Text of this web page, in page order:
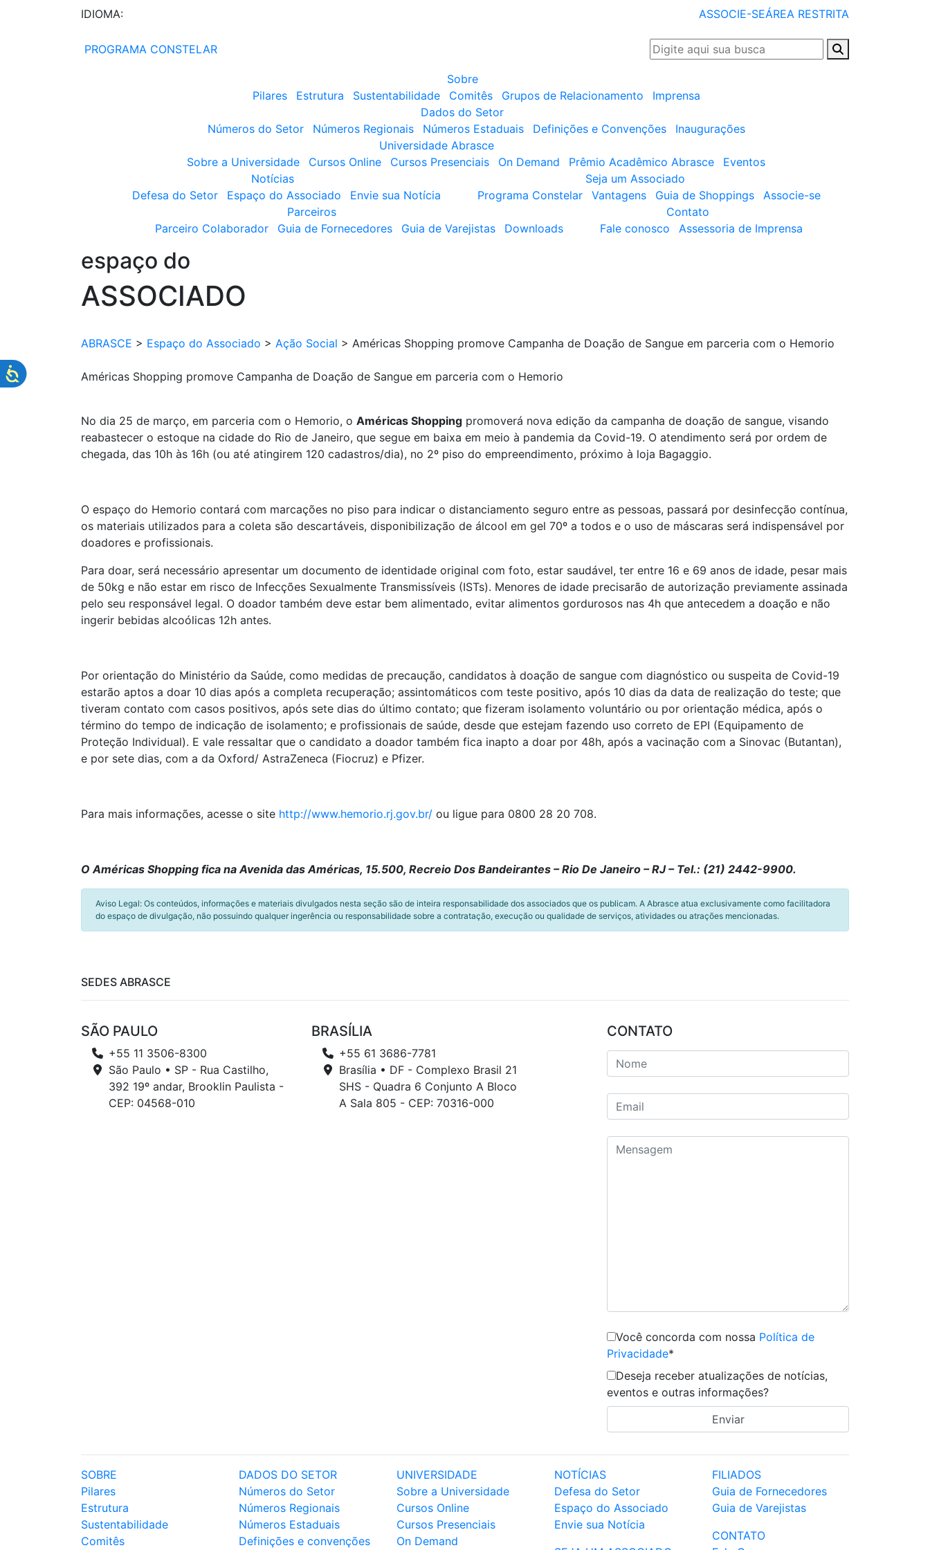
IDIOMA: ASSOCIE-SEÁREA RESTRITA
PROGRAMA CONSTELAR
Sobre
Pilares
Estrutura Sustentabilidade Comitês Grupos de Relacionamento
Imprensa
Dados do Setor
Números do Setor
Números Regionais Números Estaduais Definições e Convenções
Inaugurações
Universidade Abrasce
Sobre a Universidade
Cursos Online Cursos Presenciais On Demand Prêmio Acadêmico Abrasce
Eventos
Notícias
Defesa do Setor
Espaço do Associado Envie sua Notícia
Seja um Associado
Programa Constelar
Vantagens Guia de Shoppings
Associe-se
Parceiros
Parceiro Colaborador
Guia de Fornecedores Guia de Varejistas Downloads
Contato
Fale conosco
Assessoria de Imprensa
espaço do
ASSOCIADO
ABRASCE > Espaço do Associado > Ação Social > Américas Shopping promove Campanha de Doação de Sangue em parceria com o Hemorio
Américas Shopping promove Campanha de Doação de Sangue em parceria com o Hemorio
No dia 25 de março, em parceria com o Hemorio, o Américas Shopping promoverá nova edição da campanha de doação de sangue, visando
reabastecer o estoque na cidade do Rio de Janeiro, que segue em baixa em meio à pandemia da Covid-19. O atendimento será por ordem de
chegada, das 10h às 16h (ou até atingirem 120 cadastros/dia), no 2º piso do empreendimento, próximo à loja Bagaggio.
O espaço do Hemorio contará com marcações no piso para indicar o distanciamento seguro entre as pessoas, passará por desinfecção contínua,
os materiais utilizados para a coleta são descartáveis, disponibilização de álcool em gel 70º a todos e o uso de máscaras será indispensável por
doadores e profissionais.
Para doar, será necessário apresentar um documento de identidade original com foto, estar saudável, ter entre 16 e 69 anos de idade, pesar mais
de 50kg e não estar em risco de Infecções Sexualmente Transmissíveis (ISTs). Menores de idade precisarão de autorização previamente assinada
pelo seu responsável legal. O doador também deve estar bem alimentado, evitar alimentos gordurosos nas 4h que antecedem a doação e não
ingerir bebidas alcoólicas 12h antes.
Por orientação do Ministério da Saúde, como medidas de precaução, candidatos à doação de sangue com diagnóstico ou suspeita de Covid-19
estarão aptos a doar 10 dias após a completa recuperação; assintomáticos com teste positivo, após 10 dias da data de realização do teste; que
tiveram contato com casos positivos, após sete dias do último contato; que fizeram isolamento voluntário ou por orientação médica, após o
término do tempo de indicação de isolamento; e profissionais de saúde, desde que estejam fazendo uso correto de EPI (Equipamento de
Proteção Individual). E vale ressaltar que o candidato a doador também fica inapto a doar por 48h, após a vacinação com a Sinovac (Butantan),
e por sete dias, com a da Oxford/ AstraZeneca (Fiocruz) e Pfizer.
Para mais informações, acesse o site http://www.hemorio.rj.gov.br/ ou ligue para 0800 28 20 708.
O Américas Shopping fica na Avenida das Américas, 15.500, Recreio Dos Bandeirantes – Rio De Janeiro – RJ – Tel.: (21) 2442-9900.
Aviso Legal: Os conteúdos, informações e materiais divulgados nesta seção são de inteira responsabilidade dos associados que os publicam. A Abrasce atua exclusivamente como facilitadora
do espaço de divulgação, não possuindo qualquer ingerência ou responsabilidade sobre a contratação, execução ou qualidade de serviços, atividades ou atrações mencionadas.
SEDES ABRASCE
SÃO PAULO
+55 11 3506-8300
São Paulo • SP - Rua Castilho,
392 19º andar, Brooklin Paulista -
CEP: 04568-010
BRASÍLIA
+55 61 3686-7781
Brasília • DF - Complexo Brasil 21
SHS - Quadra 6 Conjunto A Bloco
A Sala 805 - CEP: 70316-000
CONTATO
Você concorda com nossa Política de
Privacidade*
Deseja receber atualizações de notícias,
eventos e outras informações?
SOBRE
Pilares
Estrutura
Sustentabilidade
Comitês
DADOS DO SETOR
Números do Setor
Números Regionais
Números Estaduais
Definições e convenções
UNIVERSIDADE
Sobre a Universidade
Cursos Online
Cursos Presenciais
On Demand
NOTÍCIAS
Defesa do Setor
Espaço do Associado
Envie sua Notícia
FILIADOS
Guia de Fornecedores
Guia de Varejistas
CONTATO